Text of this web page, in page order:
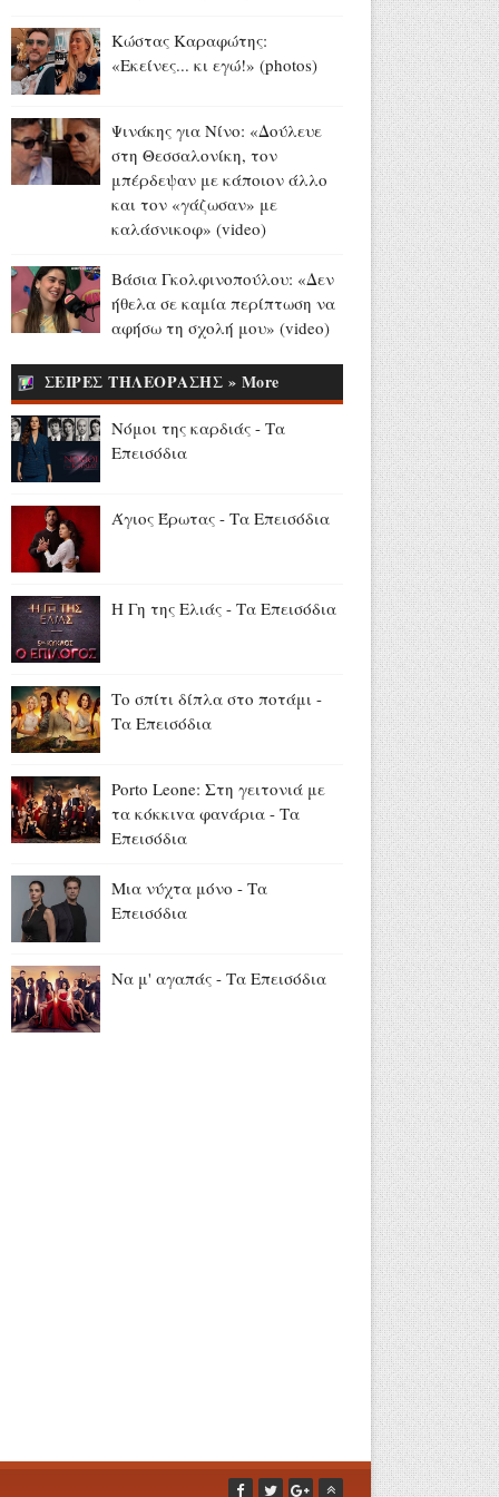
Αύγουστος 07, 2026
Παγκόσμιο Στίβου Κ20:
Ασημένιο μετάλλιο για την
μήκος (videos)
Αύγουστος 07, 2026
Madison Beer - Justin Herbert:
Το εντυπωσιακό δαχτυλίδι
αρραβώνων της
Αύγουστος 07, 2026
Όλιβερ Χάρντι: Σαν σήμερα
«Χοντρός» της μεγάλης
οθόνης (video+photo)
Αύγουστος 07, 2026
Δεκαπενταύγουστο και την
Αύγουστος 07, 2026
Χρήστο Ανθόπουλο: Η
περιπέτεια ξεκινά στο νέο
Αύγουστος 07, 2026
Mike: Τροχαίο για τον ράπερ -
για κάποιο χρονικό διάστημα»
Αύγουστος 07, 2026
Κώστας Καραφώτης:
«Εκείνες... κι εγώ!» (photos)
Ψινάκης για Νίνο: «Δούλευε
στη Θεσσαλονίκη, τον
μπέρδεψαν με κάποιον άλλο
και τον «γάζωσαν» με
καλάσνικοφ» (video)
Βάσια Γκολφινοπούλου: «Δεν
ήθελα σε καμία περίπτωση να
αφήσω τη σχολή μου» (video)
ΣΕΙΡΕΣ ΤΗΛΕΟΡΑΣΗΣ » More
Νόμοι της καρδιάς - Τα
Επεισόδια
Άγιος Έρωτας - Τα Επεισόδια
Η Γη της Ελιάς - Τα Επεισόδια
Το σπίτι δίπλα στο ποτάμι -
Τα Επεισόδια
Porto Leone: Στη γειτονιά με
τα κόκκιvα φαvάρια - Τα
Επεισόδια
Μια νύχτα μόνο - Τα
Επεισόδια
Να μ' αγαπάς - Τα Επεισόδια